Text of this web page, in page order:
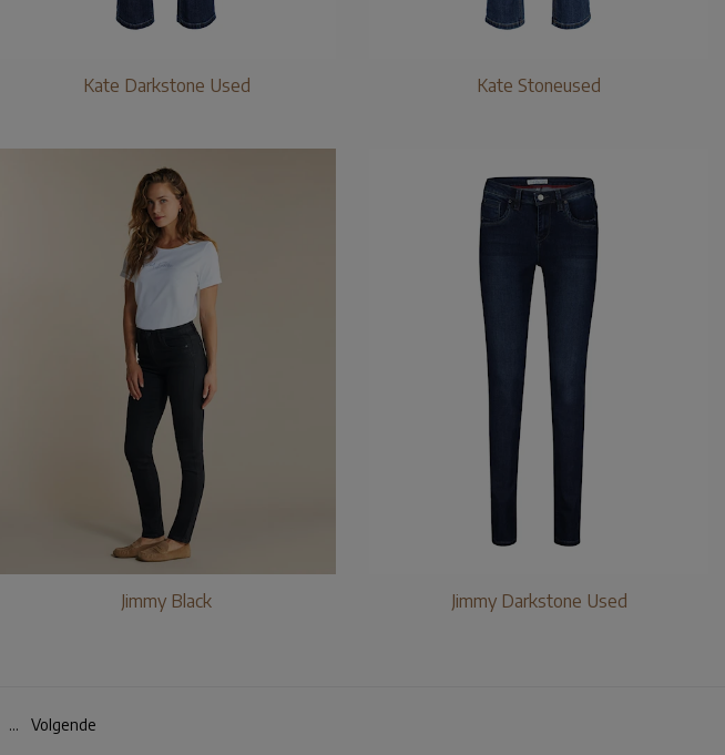
Kate Darkstone Used Kate Stoneused
Jimmy Black Jimmy Darkstone Used
... Volgende